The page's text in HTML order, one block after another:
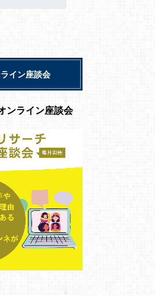
イン座談会
ンライン座談会